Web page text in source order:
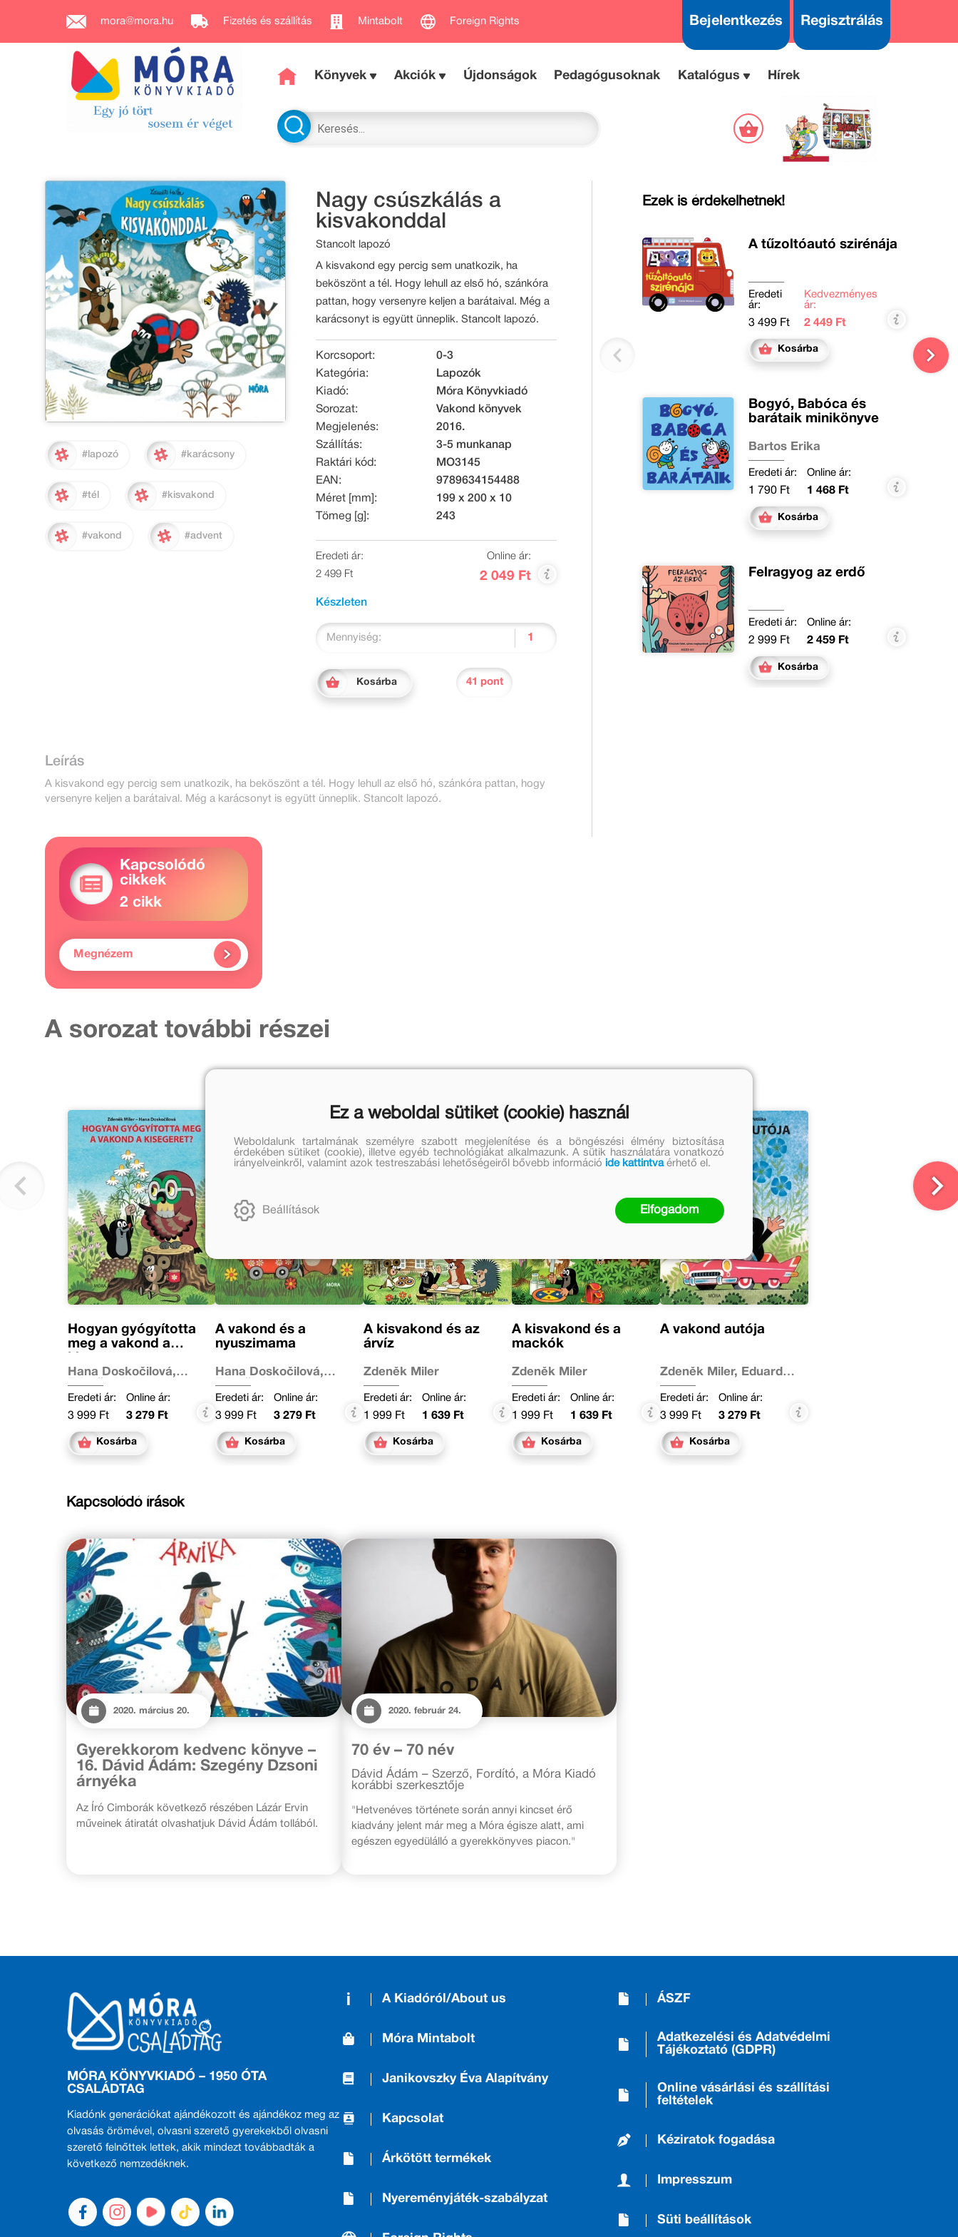
mora@mora.hu Fizetés és szállítás Mintabolt Foreign Rights Bejelentkezés Regisztrálás
Könyvek Akciók Újdonságok Pedagógusoknak Katalógus Hírek
#lapozó #karácsony
#tél #kisvakond
#vakond #advent
Nagy csúszkálás a
kisvakonddal
Stancolt lapozó
A kisvakond egy percig sem unatkozik, ha
beköszönt a tél. Hogy lehull az első hó, szánkóra
pattan, hogy versenyre keljen a barátaival. Még a
karácsonyt is együtt ünneplik. Stancolt lapozó.
Korcsoport:
0-3
Kategória:
Lapozók
Kiadó:
Móra Könyvkiadó
Sorozat:
Vakond könyvek
Megjelenés:
2016.
Szállítás:
3-5 munkanap
Raktári kód:
MO3145
EAN:
9789634154488
Méret [mm]:
199 x 200 x 10
Tömeg [g]:
243
Eredeti ár:
2 499 Ft
Online ár:
2 049 Ft
Készleten
Mennyiség:
Kosárba 41 pont
Leírás
A kisvakond egy percig sem unatkozik, ha beköszönt a tél. Hogy lehull az első hó, szánkóra pattan, hogy
versenyre keljen a barátaival. Még a karácsonyt is együtt ünneplik. Stancolt lapozó.
Ezek is érdekelhetnek!
A tűzoltóautó szirénája
Eredeti
ár:
3 499 Ft
Kedvezményes
ár:
2 449 Ft
Kosárba
Bogyó, Babóca és
barátaik minikönyve
Bartos Erika
Eredeti ár:
1 790 Ft
Online ár:
1 468 Ft
Kosárba
Felragyog az erdő
Eredeti ár:
2 999 Ft
Online ár:
2 459 Ft
Kosárba
Kapcsolódó
cikkek
2 cikk
Megnézem
A sorozat további részei
Hogyan gyógyította
meg a vakond a
Hana Doskočilová,
Zdeněk Miler
Eredeti ár:
3 999 Ft
Online ár:
3 279 Ft
Kosárba
A vakond és a
nyuszimama
Hana Doskočilová,
Zdeněk Miler
Eredeti ár:
3 999 Ft
Online ár:
3 279 Ft
Kosárba
A kisvakond és az
árvíz
Zdeněk Miler
Eredeti ár:
1 999 Ft
Online ár:
1 639 Ft
Kosárba
A kisvakond és a
mackók
Zdeněk Miler
Eredeti ár:
1 999 Ft
Online ár:
1 639 Ft
Kosárba
A vakond autója
Zdeněk Miler, Eduard
Petiska
Eredeti ár:
3 999 Ft
Online ár:
3 279 Ft
Kosárba
Kapcsolódó írások
2020. március 20.
Gyerekkorom kedvenc könyve –
16. Dávid Ádám: Szegény Dzsoni
árnyéka
Az Író Cimborák következő részében Lázár Ervin
műveinek átiratát olvashatjuk Dávid Ádám tollából.
2020. február 24.
70 év – 70 név
Dávid Ádám – Szerző, Fordító, a Móra Kiadó
korábbi szerkesztője
"Hetvenéves története során annyi kincset érő
kiadvány jelent már meg a Móra égisze alatt, ami
egészen egyedülálló a gyerekkönyves piacon."
MÓRA KÖNYVKIADÓ – 1950 ÓTA
CSALÁDTAG
Kiadónk generációkat ajándékozott és ajándékoz meg az
olvasás örömével, olvasni szerető gyerekekből olvasni
szerető felnőttek lettek, akik mindezt továbbadták a
következő nemzedéknek.
A Kiadóról/About us
Móra Mintabolt
Janikovszky Éva Alapítvány
Kapcsolat
Árkötött termékek
Nyereményjáték-szabályzat
ÁSZF
Adatkezelési és Adatvédelmi
Tájékoztató (GDPR)
Online vásárlási és szállítási
feltételek
Kéziratok fogadása
Impresszum
Süti beállítások
Ez a weboldal sütiket (cookie) használ
Weboldalunk tartalmának személyre szabott megjelenítése és a böngészési élmény biztosítása
érdekében sütiket (cookie), illetve egyéb technológiákat alkalmazunk. A sütik használatára vonatkozó
irányelveinkről, valamint azok testreszabási lehetőségeiről bővebb információ ide kattintvaérhető el.
Beállítások Elfogadom